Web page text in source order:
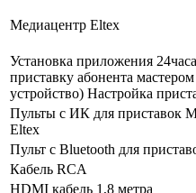
Медиацентр Eltex
Установка приложения
приставку абонента
устройство) Настройка
Пульты с ИК для приставок
Eltex
Пульт с Bluetooth для
Кабель RCA
HDMI кабель 1,8 метра